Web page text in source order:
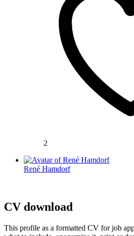
2
René Hamdorf
CV download
This profile as a formatted CV for job